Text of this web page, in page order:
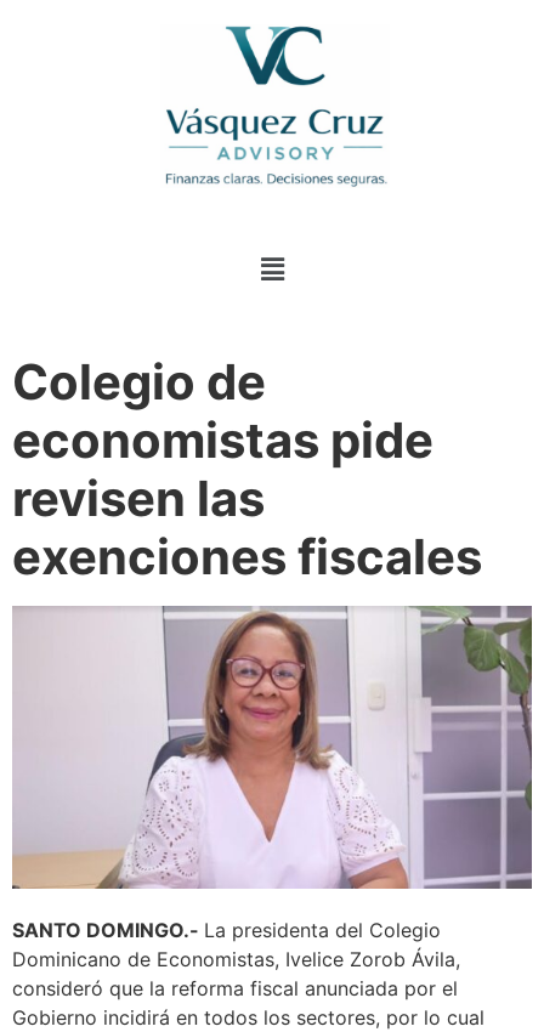
Colegio de
economistas pide
revisen las
exenciones fiscales
SANTO DOMINGO.- La presidenta del Colegio
Dominicano de Economistas, Ivelice Zorob Ávila,
consideró que la reforma fiscal anunciada por el
Gobierno incidirá en todos los sectores, por lo cual